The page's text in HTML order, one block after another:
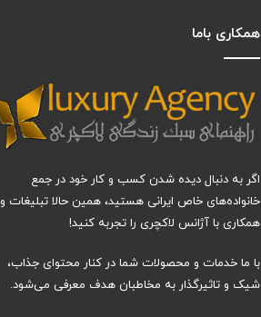
همکاری باما
اگر به دنبال دیده شدن کسب و کار خود در جمع
خانواده‌های خاص ایرانی هستید، همین حالا تبلیغات و
همکاری با آژانس لاکچری را تجربه کنید!
با ما خدمات و محصولات شما در کنار محتوای جذاب،
شیک و تاثیرگذار به مخاطبان هدف معرفی می‌شود.